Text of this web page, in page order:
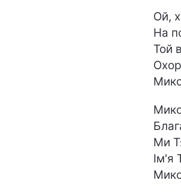
Ой,
На
Той
Ми
Ім'я